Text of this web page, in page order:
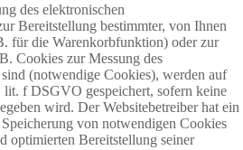
des elektronischen
Bereitstellung bestimmter, von Ihnen
für die Warenkorbfunktion) oder zur
Cookies zur Messung des
(notwendige Cookies), werden auf
f DSGVO gespeichert, sofern keine
wird. Der Websitebetreiber hat ein
Speicherung von notwendigen Cookies
optimierten Bereitstellung seiner